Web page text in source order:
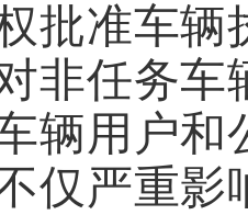
批准车辆
非任务车
辆用户和
仅严重影